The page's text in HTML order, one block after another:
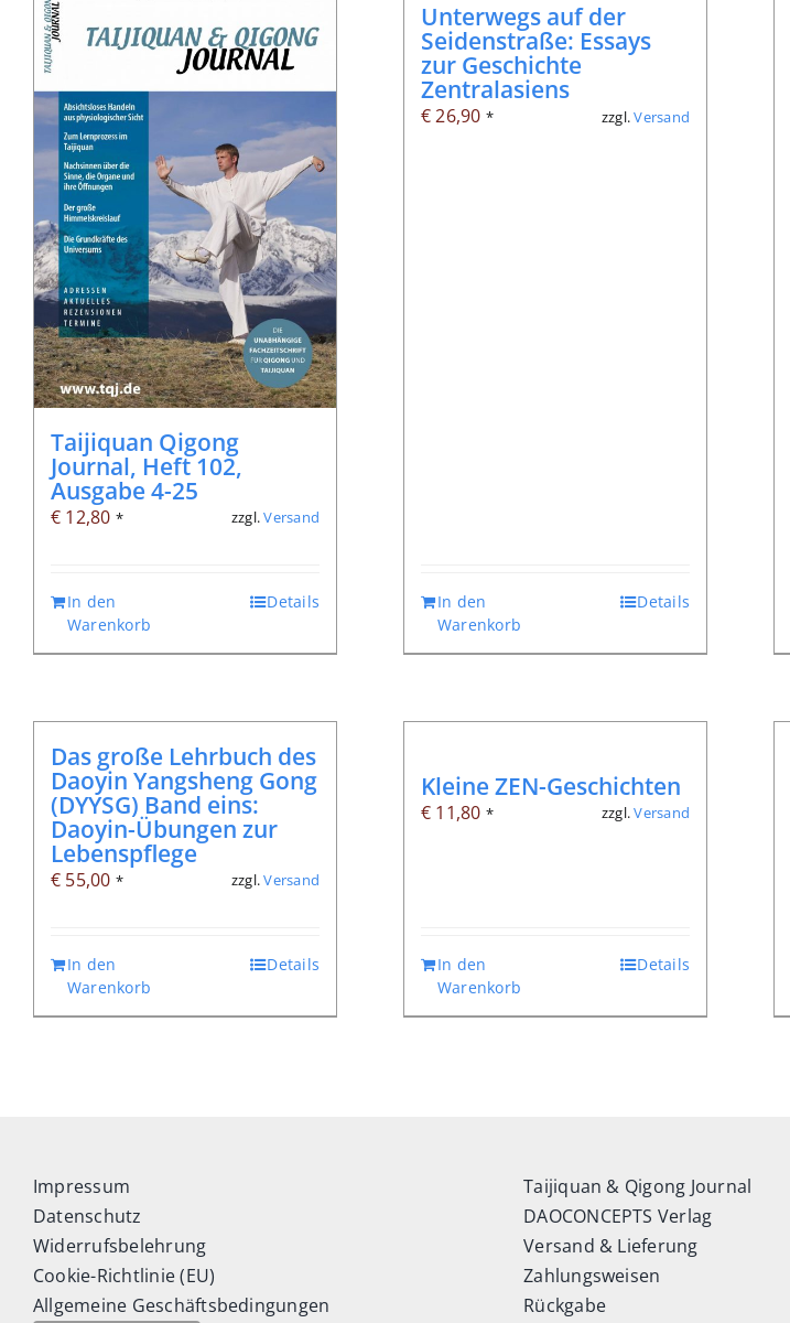
Taijiquan Qigong
Journal, Heft 102,
Ausgabe 4-25
€ 12,80 * zzgl.Versand
In den
Warenkorb
Details
Unterwegs auf der
Seidenstraße: Essays
zur Geschichte
Zentralasiens
€26,90 * zzgl.Versand
In den
Warenkorb
Details
Das große Lehrbuch des
Daoyin Yangsheng Gong
(DYYSG) Band eins:
Daoyin-Übungen zur
Lebenspflege
€ 55,00 * zzgl.Versand
In den
Warenkorb
Details
Kleine ZEN-Geschichten
€ 11,80 * zzgl.Versand
In den
Warenkorb
Details
Impressum
Datenschutz
Widerrufsbelehrung
Cookie-Richtlinie (EU)
Allgemeine Geschäftsbedingungen
Taijiquan & Qigong Journal
DAOCONCEPTS Verlag
Versand & Lieferung
Zahlungsweisen
Rückgabe